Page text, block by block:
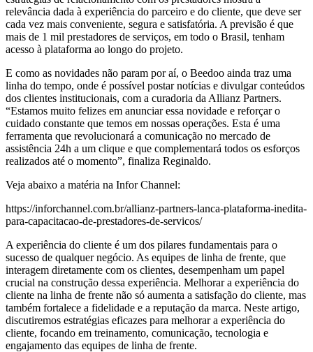
relevância dada à experiência do parceiro e do cliente, que deve ser
cada vez mais conveniente, segura e satisfatória. A previsão é que
mais de 1 mil prestadores de serviços, em todo o Brasil, tenham
acesso à plataforma ao longo do projeto.
E como as novidades não param por aí, o Beedoo ainda traz uma
linha do tempo, onde é possível postar notícias e divulgar conteúdos
dos clientes institucionais, com a curadoria da Allianz Partners.
“Estamos muito felizes em anunciar essa novidade e reforçar o
cuidado constante que temos em nossas operações. Esta é uma
ferramenta que revolucionará a comunicação no mercado de
assistência 24h a um clique e que complementará todos os esforços
realizados até o momento”, finaliza Reginaldo.
Veja abaixo a matéria na Infor Channel:
https://inforchannel.com.br/allianz-partners-lanca-plataforma-inedita-
para-capacitacao-de-prestadores-de-servicos/
A experiência do cliente é um dos pilares fundamentais para o
sucesso de qualquer negócio. As equipes de linha de frente, que
interagem diretamente com os clientes, desempenham um papel
crucial na construção dessa experiência. Melhorar a experiência do
cliente na linha de frente não só aumenta a satisfação do cliente, mas
também fortalece a fidelidade e a reputação da marca. Neste artigo,
discutiremos estratégias eficazes para melhorar a experiência do
cliente, focando em treinamento, comunicação, tecnologia e
engajamento das equipes de linha de frente.